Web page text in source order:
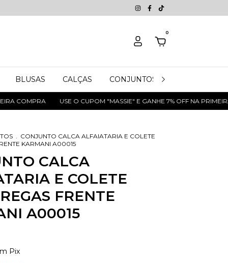
0
BLUSAS CALÇAS CONJUNTOS
COMPRA USE O CUPOM "MASSIE" E GANHE 7% OFF NA PRIMEIRA
. CONJUNTO CALCA ALFAIATARIA E COLETE
KARMANI A00015
CALCA
E COLETE
FRENTE
A00015
Pix